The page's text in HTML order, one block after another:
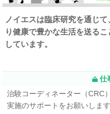
ノイエスは臨床研究を通じて
り健康で豊かな生活を送るこ
しています。
仕
治験コーディネーター（CRC
実施のサポートをお願いしま